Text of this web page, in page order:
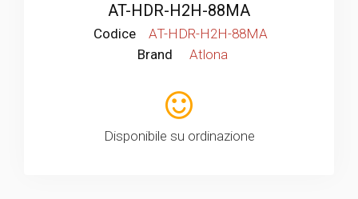
AT-HDR-H2H-88MA
Codice
AT-HDR-H2H-88MA
Brand
Atlona
Disponibile su ordinazione